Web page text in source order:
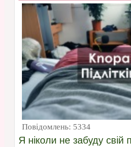
Повідомлень: 5334
Я ніколи не забуду свій